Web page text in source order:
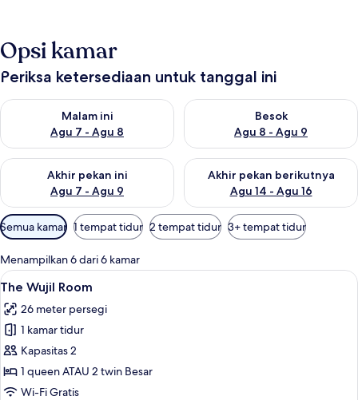
Opsi kamar
Periksa ketersediaan untuk tanggal ini
Malam ini
Agu 7 - Agu 8
Periksa ketersediaan untuk malam ini Agu 7 - Agu 8
Besok
Agu 8 - Agu 9
Periksa ketersediaan untuk
Akhir pekan ini
Agu 7 - Agu 9
Periksa ketersediaan untuk akhir pekan ini Agu 7 - Agu 9
Akhir pekan berikutnya
Agu 14 - Agu 16
Periksa ketersediaan untuk
Filter
tersedia
untuk
kamar
Semua kamar 1 tempat tidur 2 tempat tidur 3+ tempat tidur
Menampilkan 6 dari 6 kamar
Lihat
semua
foto
untuk
The
Wujil
Room
Brankas, meja kerja, ruang kerja
3
The Wujil Room
26 meter persegi
1 kamar tidur
Kapasitas 2
1 queen ATAU 2 twin Besar
Wi-Fi Gratis